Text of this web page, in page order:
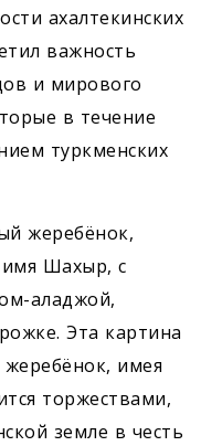
ахалтекинских
важность
и мирового
в течение
туркменских
жеребёнок,
имя Шахыр, с
аладжой,
Эта картина
жеребёнок, имея
торжествами,
земле в честь